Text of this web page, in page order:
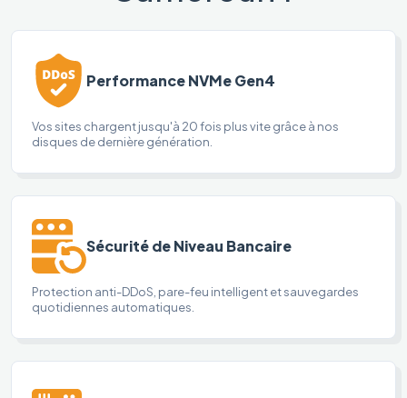
Performance NVMe Gen4
Vos sites chargent jusqu'à 20 fois plus vite grâce à nos
disques de dernière génération.
Sécurité de Niveau Bancaire
Protection anti-DDoS, pare-feu intelligent et sauvegardes
quotidiennes automatiques.